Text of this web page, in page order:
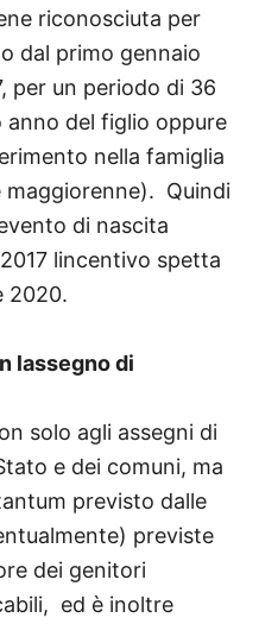
riconosciuta per
dal primo gennaio
per un periodo di 36
del figlio oppure
nella famiglia
Quindi
di nascita
lincentivo spetta
2020.
lassegno di
solo agli assegni di
e dei comuni, ma
previsto dalle
previste
dei genitori
ed è inoltre